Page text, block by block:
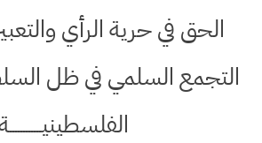
الحق في حرية الرأي
التجمع السلمي في ظل